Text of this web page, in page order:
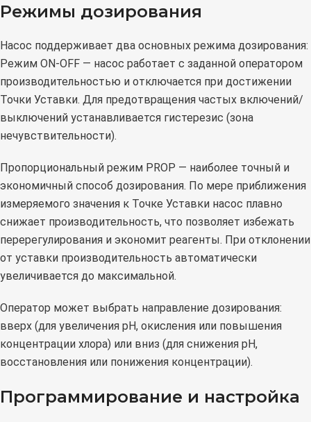
Режимы дозирования
Насос поддерживает два основных режима дозирования:
Режим ON-OFF — насос работает с заданной оператором
производительностью и отключается при достижении
Точки Уставки. Для предотвращения частых включений/
выключений устанавливается гистерезис (зона
нечувствительности).
Пропорциональный режим PROP — наиболее точный и
экономичный способ дозирования. По мере приближения
измеряемого значения к Точке Уставки насос плавно
снижает производительность, что позволяет избежать
перерегулирования и экономит реагенты. При отклонении
от уставки производительность автоматически
увеличивается до максимальной.
Оператор может выбрать направление дозирования:
вверх (для увеличения pH, окисления или повышения
концентрации хлора) или вниз (для снижения pH,
восстановления или понижения концентрации).
Программирование и настройка